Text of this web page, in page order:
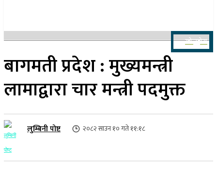
खोज्नुहोस
बागमती प्रदेश : मुख्यमन्त्री
लामाद्वारा चार मन्त्री पदमुक्त
लुम्बिनी पोष्ट २०८२ साउन १० गते ११:१८